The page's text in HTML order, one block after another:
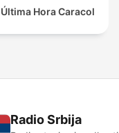
Última Hora Caracol
Radio Srbija